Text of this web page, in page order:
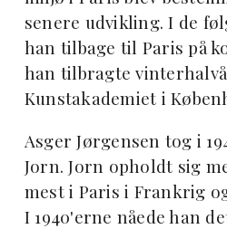
senere udvikling. I de
han tilbage til Paris på
han tilbragte
Kunstakademiet i
Asger Jørgensen tog i
Jorn. Jorn opholdt sig
mest i Paris i Frankrig
I 1940'erne nåede han